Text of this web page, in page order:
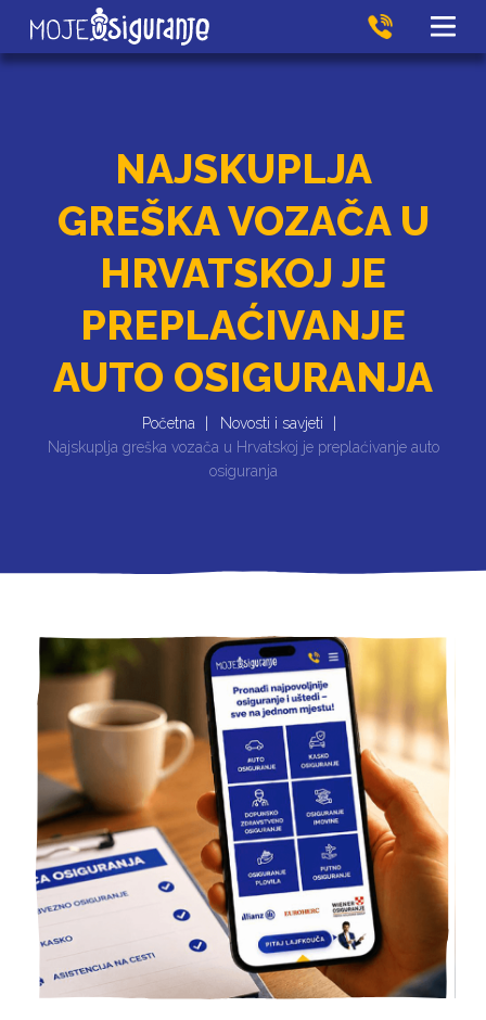
NAJSKUPLJA
GREŠKA VOZAČA U
HRVATSKOJ JE
PREPLAĆIVANJE
AUTO OSIGURANJA
Početna
Novosti i savjeti
Najskuplja greška vozača u Hrvatskoj je preplaćivanje auto
osiguranja